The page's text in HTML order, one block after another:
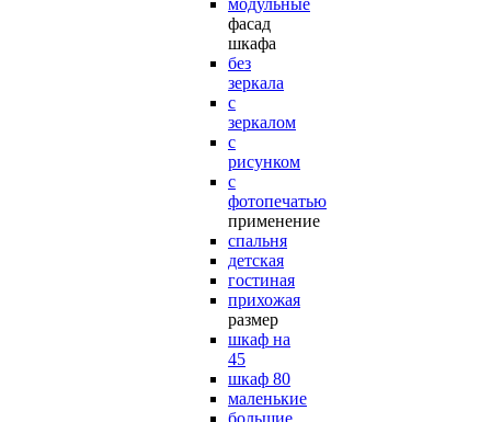
модульные
фасад
шкафа
без
зеркала
с
зеркалом
с
рисунком
с
фотопечатью
применение
спальня
детская
гостиная
прихожая
размер
шкаф на
45
шкаф 80
маленькие
большие